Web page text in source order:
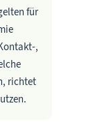
für
,
richtet